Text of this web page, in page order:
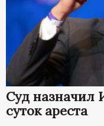
Суд назначил
суток ареста